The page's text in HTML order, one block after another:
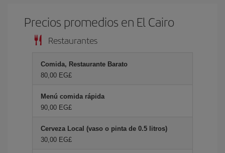
Precios promedios en El Cairo
Restaurantes
Comida, Restaurante Barato
80,00 EG£
Menú comida rápida
90,00 EG£
Cerveza Local (vaso o pinta de 0.5 litros)
30,00 EG£